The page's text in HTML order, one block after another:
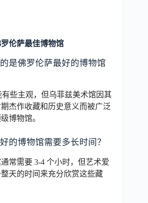
伦萨最佳博物馆
是佛罗伦萨最好的博物馆
有些主观，但乌菲兹美术馆因其
杰作收藏和历史意义而被广泛
博物馆。
的博物馆需要多长时间？
常需要 3-4 个小时，但艺术爱
天的时间来充分欣赏这些藏